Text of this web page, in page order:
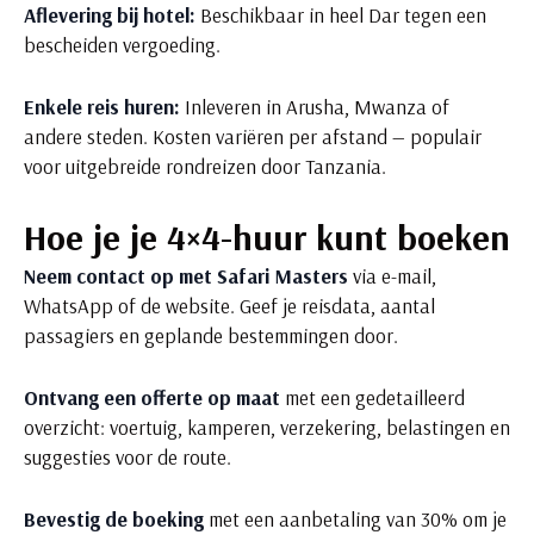
Aflevering bij hotel: Beschikbaar in heel Dar tegen een
bescheiden vergoeding.
Enkele reis huren: Inleveren in Arusha, Mwanza of
andere steden. Kosten variëren per afstand — populair
voor uitgebreide rondreizen door Tanzania.
Hoe je je 4×4-huur kunt boeken
Neem contact op met Safari Masters via e-mail,
WhatsApp of de website. Geef je reisdata, aantal
passagiers en geplande bestemmingen door.
Ontvang een offerte op maat met een gedetailleerd
overzicht: voertuig, kamperen, verzekering, belastingen en
suggesties voor de route.
Bevestig de boeking met een aanbetaling van 30% om je